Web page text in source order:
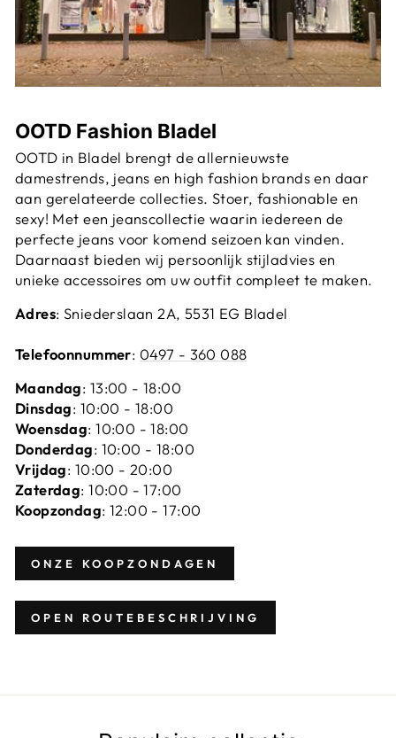
OOTD Fashion Bladel
OOTD in Bladel brengt de allernieuwste
damestrends, jeans en high fashion brands en daar
aan gerelateerde collecties. Stoer, fashionable en
sexy! Met een jeanscollectie waarin iedereen de
perfecte jeans voor komend seizoen kan vinden.
Daarnaast bieden wij persoonlijk stijladvies en
unieke accessoires om uw outfit compleet te maken.
Adres: Sniederslaan 2A, 5531 EG Bladel
Telefoonnummer: 0497 - 360 088
Maandag: 13:00 - 18:00
Dinsdag: 10:00 - 18:00
Woensdag: 10:00 - 18:00
Donderdag: 10:00 - 18:00
Vrijdag: 10:00 - 20:00
Zaterdag: 10:00 - 17:00
Koopzondag: 12:00 - 17:00
ONZE KOOPZONDAGEN
OPEN ROUTEBESCHRIJVING